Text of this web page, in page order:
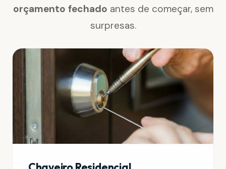
orçamento fechado antes de começar, sem
surpresas.